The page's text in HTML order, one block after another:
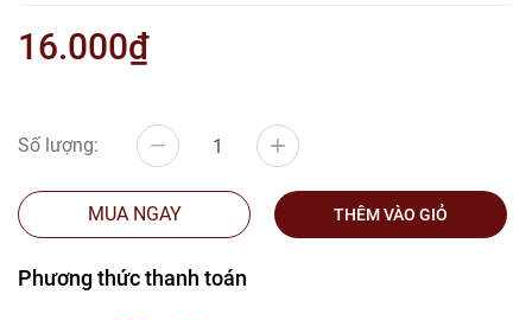
16.000₫
Số lượng:
MUA NGAY THÊM VÀO GIỎ
Phương thức thanh toán